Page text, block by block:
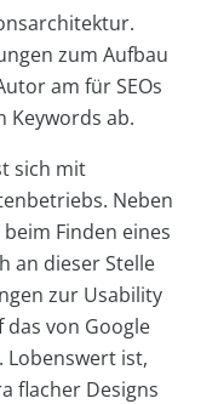
zum Aufbau
am für SEOs
Keywords ab.
sich mit
Neben
Finden eines
an dieser Stelle
zur Usability
von Google
Lobenswert ist,
flacher Designs